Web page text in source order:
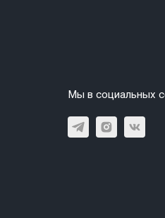
Мы в социальных